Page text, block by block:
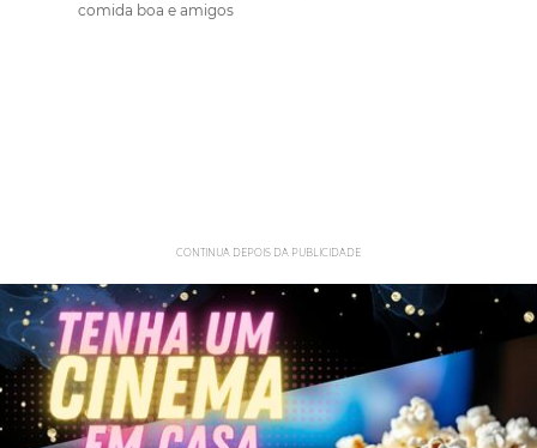
comida boa e amigos
CONTINUA DEPOIS DA PUBLICIDADE